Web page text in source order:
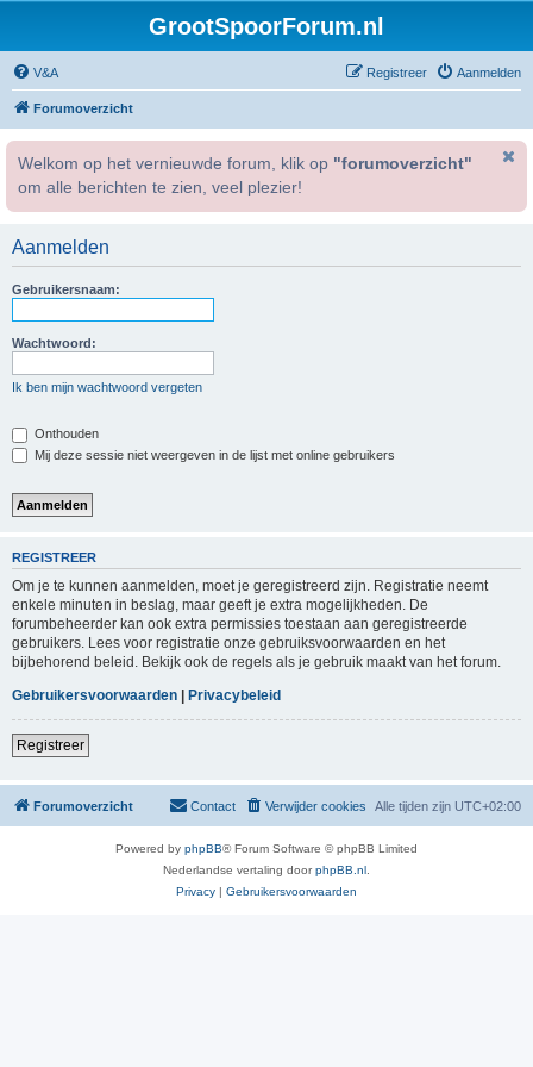
GrootSpoorForum.nl
V&A Aanmelden
Registreer
Forumoverzicht
Welkom op het vernieuwde forum, klik op "forumoverzicht"
om alle berichten te zien, veel plezier!
Aanmelden
Gebruikersnaam:
Wachtwoord:
Ik ben mijn wachtwoord vergeten
Onthouden
Mij deze sessie niet weergeven in de lijst met online gebruikers
REGISTREER
Om je te kunnen aanmelden, moet je geregistreerd zijn. Registratie neemt
enkele minuten in beslag, maar geeft je extra mogelijkheden. De
forumbeheerder kan ook extra permissies toestaan aan geregistreerde
gebruikers. Lees voor registratie onze gebruiksvoorwaarden en het
bijbehorend beleid. Bekijk ook de regels als je gebruik maakt van het forum.
Gebruikersvoorwaarden | Privacybeleid
Registreer
Forumoverzicht Alle tijden zijn UTC+02:00
Verwijder cookies
Contact
Powered by phpBB® Forum Software © phpBB Limited
Nederlandse vertaling doorphpBB.nl
Privacy | Gebruikersvoorwaarden